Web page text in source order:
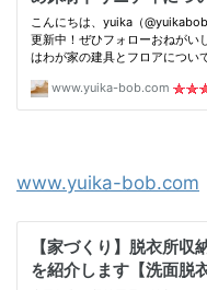
www.yuika-bob.com